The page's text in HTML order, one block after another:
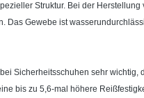
Struktur. Bei der
Das Gewebe ist
Sicherheitsschuhen sehr
bis zu 5,6-mal höhere